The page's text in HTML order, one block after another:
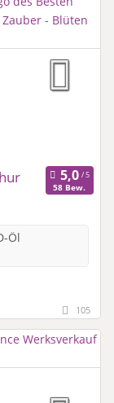
58 Bew.
Öl
105